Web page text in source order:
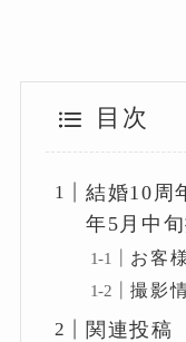
目次
結婚10周
年5月中旬
お客
撮影
関連投稿